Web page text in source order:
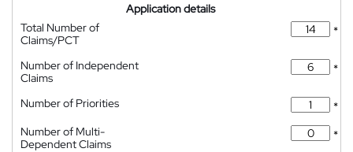
Application details
Total Number of
Claims/PCT
*
Number of Independent
Claims
*
Number of Priorities
*
Number of Multi-
Dependent Claims
*